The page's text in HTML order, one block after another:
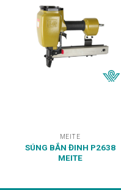
MEITE
SÚNG BẮN ĐINH P2638
MEITE